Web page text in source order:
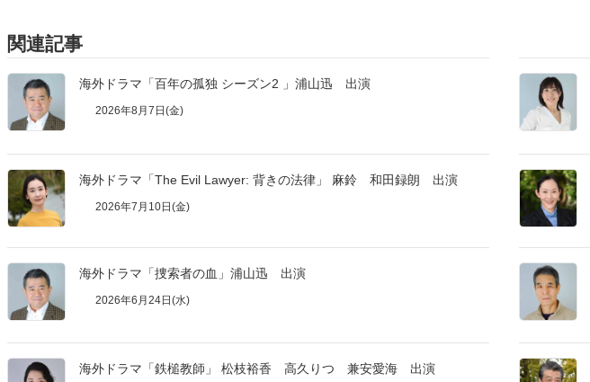
関連記事
海外ドラマ「百年の孤独 シーズン2 」浦山迅 出演
2026年8月7日(金)
海外ドラマ「The Evil Lawyer: 背きの法律」 麻鈴 和田録朗 出演
2026年7月10日(金)
海外ドラマ「捜索者の血」浦山迅 出演
2026年6月24日(水)
海外ドラマ「鉄槌教師」 松枝裕香 高久りつ 兼安愛海 出演